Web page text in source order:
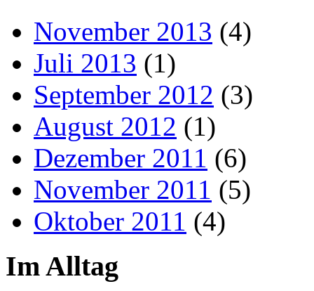
November 2013 (4)
Juli 2013 (1)
September 2012 (3)
August 2012 (1)
Dezember 2011 (6)
November 2011 (5)
Oktober 2011 (4)
Im Alltag